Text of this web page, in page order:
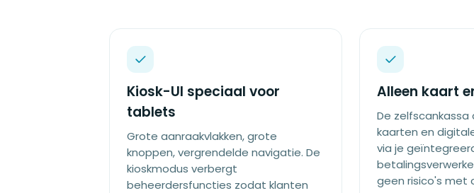
Kiosk-UI speciaal voor
tablets
Grote aanraakvlakken, grote
knoppen, vergrendelde navigatie. De
kioskmodus verbergt
beheerdersfuncties zodat klanten
Alleen kaart
De
kaarten en
via je
geen risico's met